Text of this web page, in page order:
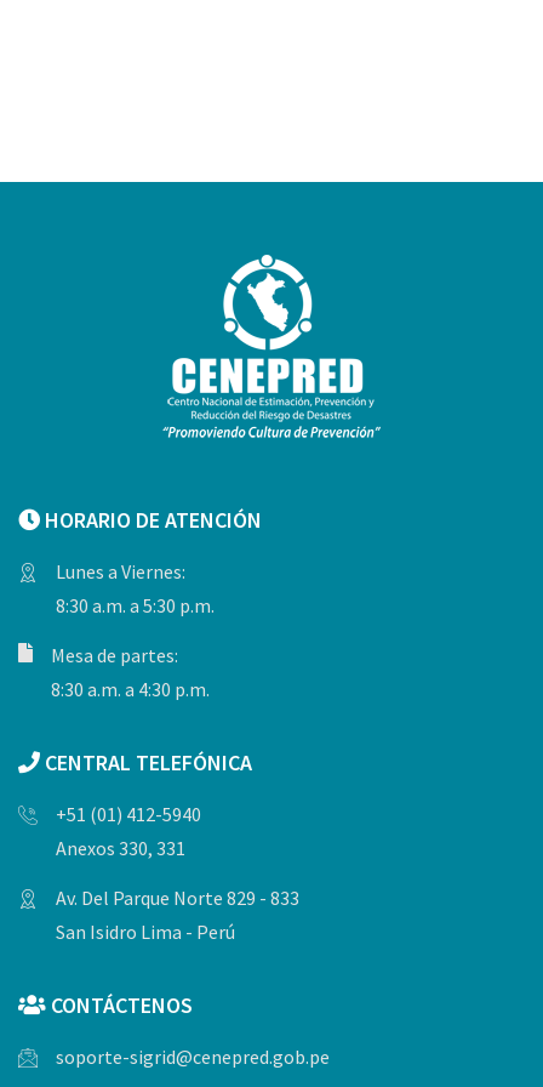
HORARIO DE ATENCIÓN
Lunes a Viernes:
8:30 a.m. a 5:30 p.m.
Mesa de partes:
8:30 a.m. a 4:30 p.m.
CENTRAL TELEFÓNICA
+51 (01) 412-5940
Anexos 330, 331
Av. Del Parque Norte 829 - 833
San Isidro Lima - Perú
CONTÁCTENOS
soporte-sigrid@cenepred.gob.pe